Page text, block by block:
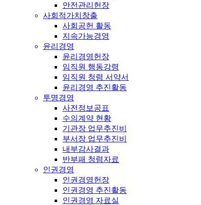
안전관리헌장
사회적가치창출
사회공헌 활동
지속가능경영
윤리경영
윤리경영헌장
임직원 행동강령
임직원 청렴 서약서
윤리경영 추진활동
투명경영
사전정보공표
수의계약 현황
기관장 업무추진비
부서장 업무추진비
내부감사결과
반부패 청렴자료
인권경영
인권경영헌장
인권경영 추진활동
인권경영 자료실